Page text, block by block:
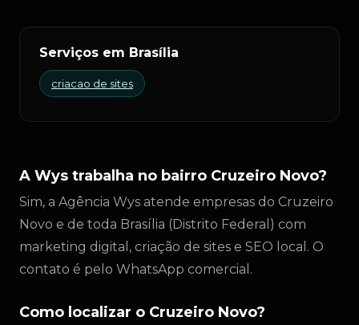
Serviços em Brasília
criacao de sites
A Wys trabalha no bairro Cruzeiro Novo?
Sim, a Agência Wys atende empresas do Cruzeiro
Novo e de toda Brasília (Distrito Federal) com
marketing digital, criação de sites e SEO local. O
contato é pelo WhatsApp comercial.
Como localizar o Cruzeiro Novo?